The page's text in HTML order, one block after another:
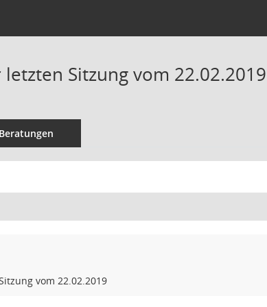
Sitzung vom 22.02.2019
Beratungen
vom 22.02.2019